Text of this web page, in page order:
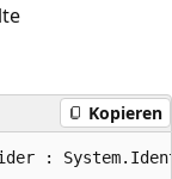
Kopieren
: